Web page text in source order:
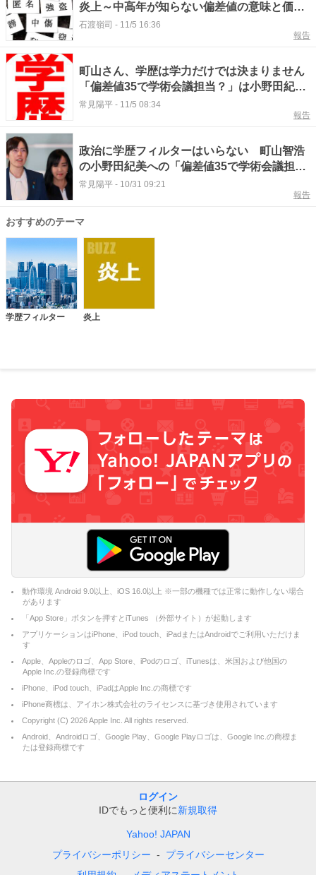
炎上～中高年が知らない偏差値の意味と価値
下落 #エキスパートトピ
石渡嶺司 - 11/5 16:36
報告
町山さん、学歴は学力だけでは決まりません
「偏差値35で学術会議担当？」は小野田紀美
と拓大に失礼です
常見陽平 - 11/5 08:34
報告
政治に学歴フィルターはいらない 町山智浩
の小野田紀美への「偏差値35で学術会議担
当？」発言を許すな
常見陽平 - 10/31 09:21
報告
おすすめのテーマ
学歴フィルター 炎上
動作環境 Android 9.0以上、iOS 16.0以上 ※一部の機種では正常に動作しない場合
があります
「App Store」ボタンを押すとiTunes （外部サイト）が起動します
アプリケーションはiPhone、iPod touch、iPadまたはAndroidでご利用いただけま
す
Apple、Appleのロゴ、App Store、iPodのロゴ、iTunesは、米国および他国の
Apple Inc.の登録商標です
iPhone、iPod touch、iPadはApple Inc.の商標です
iPhone商標は、アイホン株式会社のライセンスに基づき使用されています
Copyright (C) 2026Apple Inc. All rights reserved.
Android、Androidロゴ、Google Play、Google Playロゴは、Google Inc.の商標ま
たは登録商標です
ログイン
IDでもっと便利に新規取得
Yahoo! JAPAN
プライバシーポリシー
プライバシーセンター